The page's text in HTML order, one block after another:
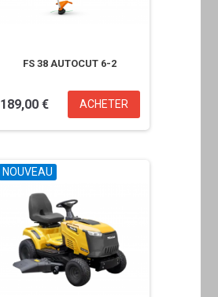
FS 38 AUTOCUT 6-2
189,00 € ACHETER
NOUVEAU